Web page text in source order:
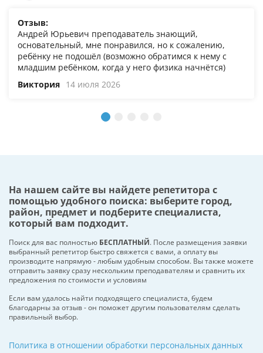
Отзыв:
Андрей Юрьевич преподаватель знающий,
основательный, мне понравился, но к сожалению,
ребёнку не подошёл (возможно обратимся к нему с
младшим ребёнком, когда у него физика начнётся)
Виктория 14 июля 2026
На нашем сайте вы найдете репетитора с
помощью удобного поиска: выберите город,
район, предмет и подберите специалиста,
который вам подходит.
Поиск для вас полностью БЕСПЛАТНЫЙ. После размещения заявки
выбранный репетитор быстро свяжется с вами, а оплату вы
производите напрямую - любым удобным способом. Вы также можете
отправить заявку сразу нескольким преподавателям и сравнить их
предложения по стоимости и условиям
Если вам удалось найти подходящего специалиста, будем
благодарны за отзыв - он поможет другим пользователям сделать
правильный выбор.
Политика в отношении обработки персональных данных